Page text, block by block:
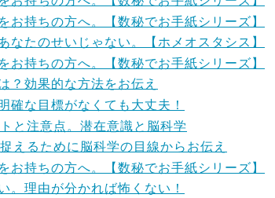
お持ちの方へ。【数秘でお手紙シリーズ】
なたのせいじゃない。【ホメオスタシス】
お持ちの方へ。【数秘でお手紙シリーズ】
？効果的な方法をお伝え
確な目標がなくても大丈夫！
と注意点。潜在意識と脳科学
えるために脳科学の目線からお伝え
お持ちの方へ。【数秘でお手紙シリーズ】
。理由が分かれば怖くない！